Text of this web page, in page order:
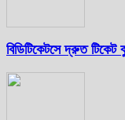
বিডিটিকেটসে দ্রুত টিকেট